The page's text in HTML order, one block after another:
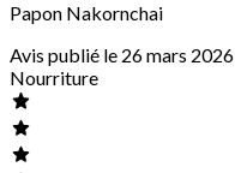
Papon Nakornchai
Avis publié le 26 mars 2026
Nourriture